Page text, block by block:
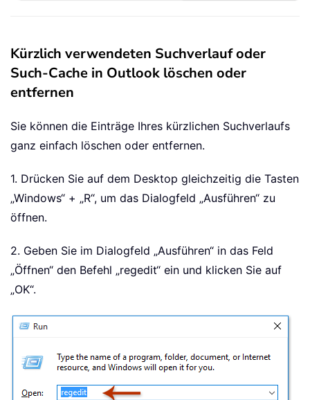
Kürzlich verwendeten Suchverlauf oder
Such-Cache in Outlook löschen oder
entfernen
Sie können die Einträge Ihres kürzlichen Suchverlaufs
ganz einfach löschen oder entfernen.
1. Drücken Sie auf dem Desktop gleichzeitig die Tasten
„Windows“ + „R“, um das Dialogfeld „Ausführen“ zu
öffnen.
2. Geben Sie im Dialogfeld „Ausführen“ in das Feld
„Öffnen“ den Befehl „regedit“ ein und klicken Sie auf
„OK“.